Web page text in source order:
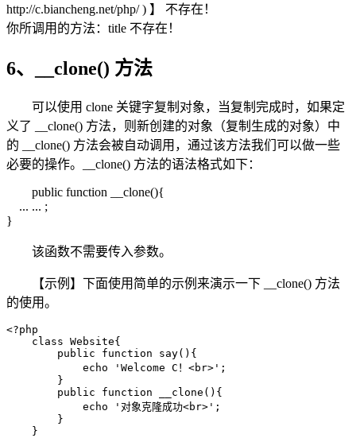
http://c.biancheng.net/php/ ) 】 不存在！
你所调用的方法：title 不存在！
6、__clone() 方法
可以使用 clone 关键字复制对象，当复制完成时，如果定
义了 __clone() 方法，则新创建的对象（复制生成的对象）中
的 __clone() 方法会被自动调用，通过该方法我们可以做一些
必要的操作。__clone() 方法的语法格式如下：
public function __clone(){
... ... ;
}
该函数不需要传入参数。
【示例】下面使用简单的示例来演示一下 __clone() 方法
的使用。
<?php
    class Website{
        public function say(){
            echo 'Welcome C！<br>';
        }
        public function __clone(){
            echo '对象克隆成功<br>';
        }
    }